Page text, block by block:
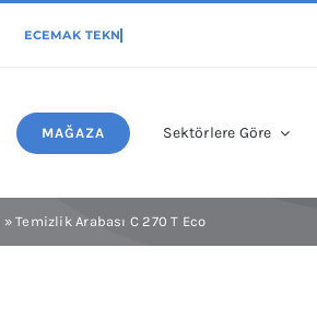
MAĞAZA Sektörlere Göre
»Temizlik Arabası C 270 T Eco